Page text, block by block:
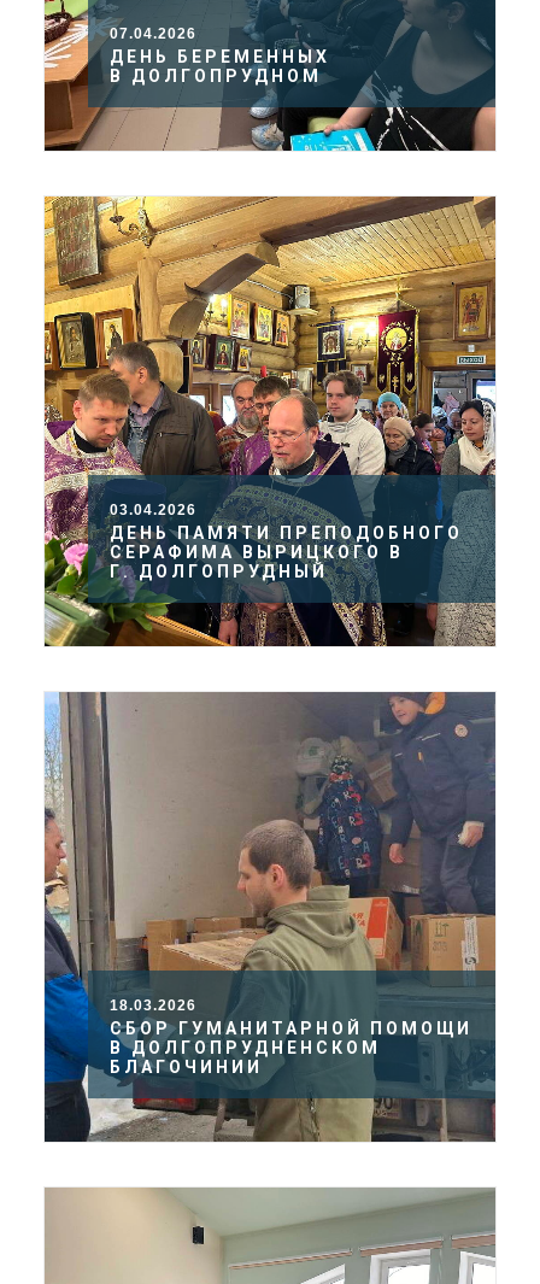
07.04.2026
ДЕНЬ БЕРЕМЕННЫХ
В ДОЛГОПРУДНОМ
03.04.2026
ДЕНЬ ПАМЯТИ ПРЕПОДОБНОГО
СЕРАФИМА ВЫРИЦКОГО В
Г. ДОЛГОПРУДНЫЙ
18.03.2026
СБОР ГУМАНИТАРНОЙ ПОМОЩИ
В ДОЛГОПРУДНЕНСКОМ
БЛАГОЧИНИИ